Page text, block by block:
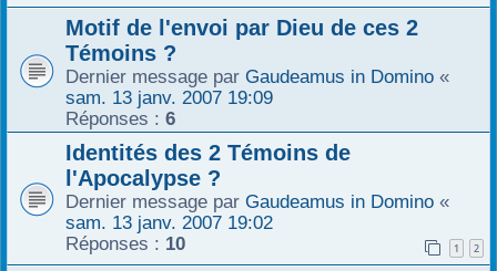
Motif de l'envoi par Dieu de ces 2
Témoins ?
Dernier message par Gaudeamus in Domino «
sam. 13 janv. 2007 19:09
Réponses : 6
Identités des 2 Témoins de
l'Apocalypse ?
Dernier message par Gaudeamus in Domino «
sam. 13 janv. 2007 19:02
Réponses : 10 1 2